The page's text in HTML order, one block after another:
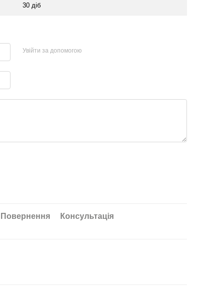
30 діб
Увійти за допомогою
Повернення Консультація